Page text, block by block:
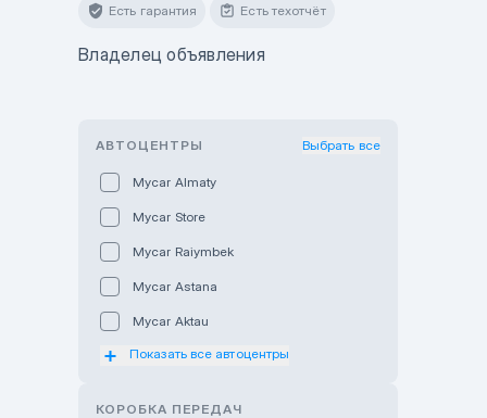
Есть гарантия Есть техотчёт
Владелец объявления
АВТОЦЕНТРЫ Выбрать все
Mycar Almaty
Mycar Store
Mycar Raiymbek
Mycar Astana
Mycar Aktau
Mycar Uralsk
Показать все автоцентры
КОРОБКА ПЕРЕДАЧ